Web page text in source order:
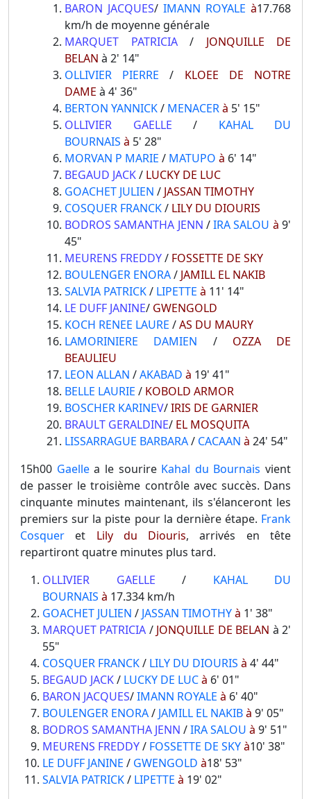
BARON JACQUES/ IMANN ROYALE à17.768
km/h de moyenne générale
MARQUET PATRICIA/ JONQUILLE DE
BELAN à 2' 14"
OLLIVIER PIERRE
/ KLOEE DE NOTRE
DAME à 4' 36"
BERTON YANNICK/ MENACERà 5' 15"
OLLIVIER GAELLE / KAHAL DU
BOURNAIS à 5' 28"
MORVAN P MARIE / MATUPO à 6' 14"
BEGAUD JACK/ LUCKY DE LUC
GOACHET JULIEN / JASSAN TIMOTHY
COSQUER FRANCK/ LILY DU DIOURIS
BODROS SAMANTHA JENN /IRA SALOU à 9'
45"
MEURENS FREDDY/ FOSSETTE DE SKY
BOULENGER ENORA/ JAMILL EL NAKIB
SALVIA PATRICK/ LIPETTE à 11' 14"
LE DUFF JANINE/ GWENGOLD
KOCH RENEE LAURE /AS DU MAURY
LAMORINIERE DAMIEN
/ OZZA DE
BEAULIEU
LEON ALLAN /AKABAD à 19' 41"
BELLE LAURIE / KOBOLD ARMOR
BOSCHER KARINEV/IRIS DE GARNIER
BRAULT GERALDINE/ EL MOSQUITA
LISSARRAGUE BARBARA/ CACAAN à 24' 54"
15h00 Gaelle a le sourire Kahal du Bournais vient
de passer le troisième contrôle avec succès. Dans
cinquante minutes maintenant, ils s'élanceront les
premiers sur la piste pour la dernière étape. Frank
Cosquer
et Lily du Diouris, arrivés en tête
repartiront quatre minutes plus tard.
OLLIVIER GAELLE / KAHAL DU
BOURNAIS à 17.334 km/h
GOACHET JULIEN / JASSAN TIMOTHYà 1' 38"
MARQUET PATRICIA / JONQUILLE DE BELAN à 2'
55"
COSQUER FRANCK/ LILY DU DIOURIS à 4' 44"
BEGAUD JACK/ LUCKY DE LUCà 6' 01"
BARON JACQUES/IMANN ROYALE à 6' 40"
BOULENGER ENORA/ JAMILL EL NAKIBà 9' 05"
BODROS SAMANTHA JENN /IRA SALOU à 9' 51"
MEURENS FREDDY/ FOSSETTE DE SKYà10' 38"
LE DUFF JANINE / GWENGOLD à18' 53"
SALVIA PATRICK/ LIPETTE à 19' 02"